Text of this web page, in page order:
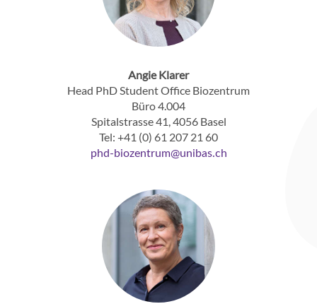
Angie Klarer
Head PhD Student Office Biozentrum
Büro 4.004
Spitalstrasse 41, 4056 Basel
Tel: +41 (0) 61 207 21 60
phd-biozentrum unibas ch